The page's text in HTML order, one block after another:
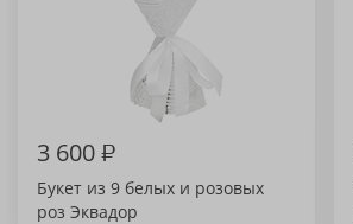
3 600₽
Букет из 9 белых и розовых
роз Эквадор